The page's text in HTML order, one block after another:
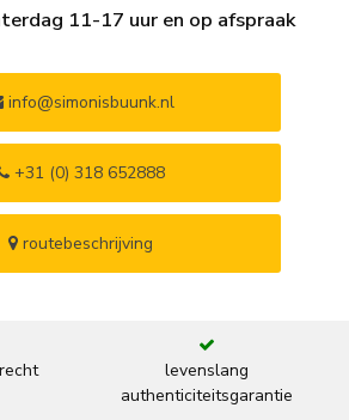
11-17 uur en op afspraak
info@simonisbuunk.nl
+31 (0) 318 652888
routebeschrijving
levenslang
authenticiteitsgarantie